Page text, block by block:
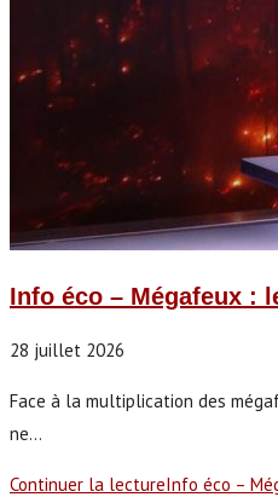
Info éco – Mégafeux :
28 juillet 2026
Face à la multiplication des
ne…
Continuer la lectureInfo éco –